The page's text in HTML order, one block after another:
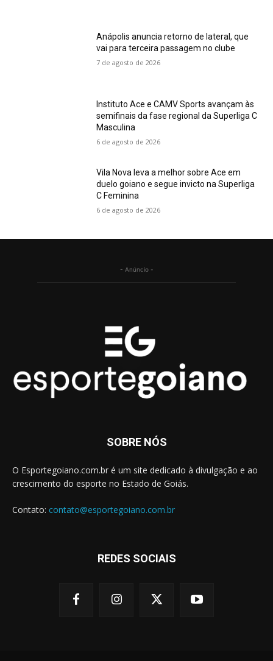
Anápolis anuncia retorno de lateral, que
vai para terceira passagem no clube
7 de agosto de 2026
Instituto Ace e CAMV Sports avançam às
semifinais da fase regional da Superliga C
Masculina
6 de agosto de 2026
Vila Nova leva a melhor sobre Ace em
duelo goiano e segue invicto na Superliga
C Feminina
6 de agosto de 2026
- Anúncio -
SOBRE NÓS
O Esportegoiano.com.br é um site dedicado à divulgação e ao
crescimento do esporte no Estado de Goiás.
Contato: contato@esportegoiano.com.br
REDES SOCIAIS